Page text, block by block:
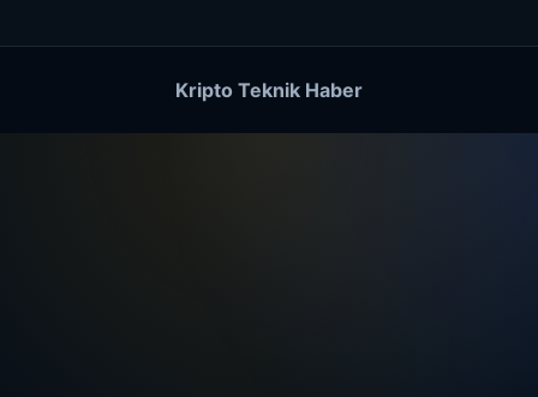
Kripto Teknik Haber